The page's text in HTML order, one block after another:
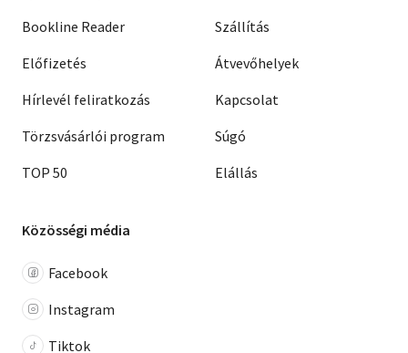
Bookline Reader
Előfizetés
Hírlevél feliratkozás
Törzsvásárlói program
TOP 50
Szállítás
Átvevőhelyek
Kapcsolat
Súgó
Elállás
Közösségi média
Facebook
Instagram
Tiktok